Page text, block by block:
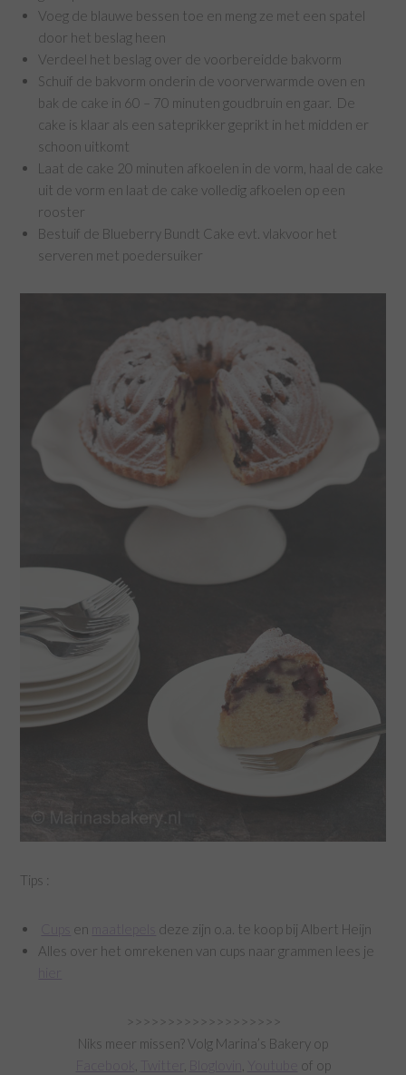
Voeg de blauwe bessen toe en meng ze met een spatel
door het beslag heen
Verdeel het beslag over de voorbereidde bakvorm
Schuif de bakvorm onderin de voorverwarmde oven en
bak de cake in 60 – 70 minuten goudbruin en gaar. De
cake is klaar als een sateprikker geprikt in het midden er
schoon uitkomt
Laat de cake 20 minuten afkoelen in de vorm, haal de cake
uit de vorm en laat de cake volledig afkoelen op een
rooster
Bestuif de Blueberry Bundt Cake evt. vlakvoor het
serveren met poedersuiker
Tips :
en
deze zijn o.a. te koop bij Albert Heijn
Alles over het omrekenen van cups naar grammen lees je
>>>>>>>>>>>>>>>>>>>
Niks meer missen? Volg Marina’s Bakery op
Bloglovin
of op